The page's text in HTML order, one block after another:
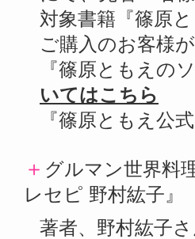
対象書籍『篠原
ご購入のお客様
『篠原ともえの
いてはこちら
『篠原ともえ公
＋ グルマン世界料
レセピ 野村紘子』
著者、野村紘子